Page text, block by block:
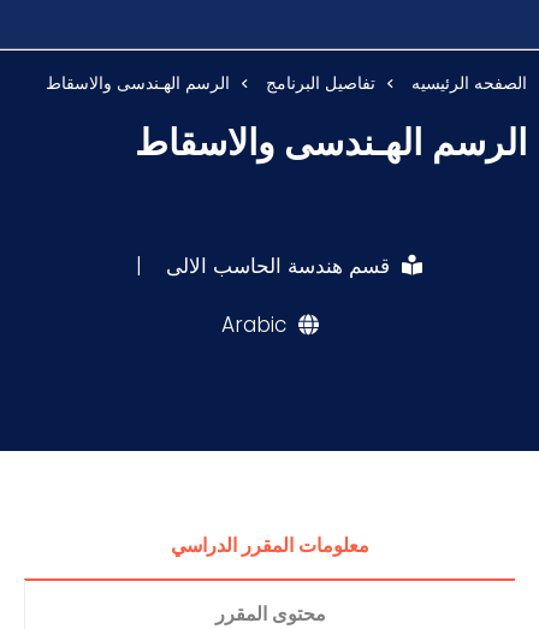
الصفحه الرئيسيه تفاصيل البرنامج الرسم الهـندسى والاسقاط
الرسم الهـندسى والاسقاط
قسم هندسة الحاسب الالى |
Arabic
معلومات المقرر الدراسي
محتوى المقرر